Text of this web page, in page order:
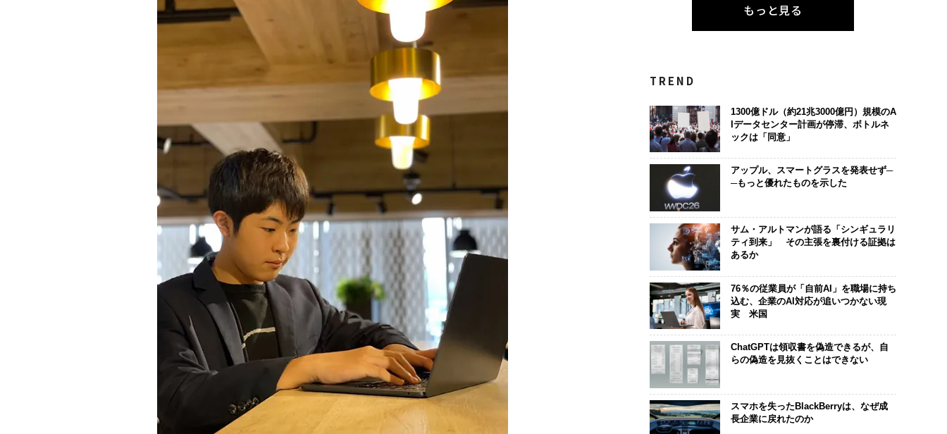
もっと見る
TREND
1300億ドル（約21兆3000億円）規模のA
Iデータセンター計画が停滞、ボトルネ
ックは「同意」
アップル、スマートグラスを発表せず─
─もっと優れたものを示した
サム・アルトマンが語る「シンギュラリ
ティ到来」 その主張を裏付ける証拠は
あるか
76％の従業員が「自前AI」を職場に持ち
込む、企業のAI対応が追いつかない現
実 米国
ChatGPTは領収書を偽造できるが、自
らの偽造を見抜くことはできない
スマホを失ったBlackBerryは、なぜ成
長企業に戻れたのか